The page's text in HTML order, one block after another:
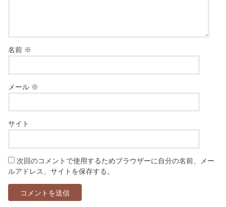
名前 ※
メール ※
サイト
次回のコメントで使用するためブラウザーに自分の名前、メー
ルアドレス、サイトを保存する。